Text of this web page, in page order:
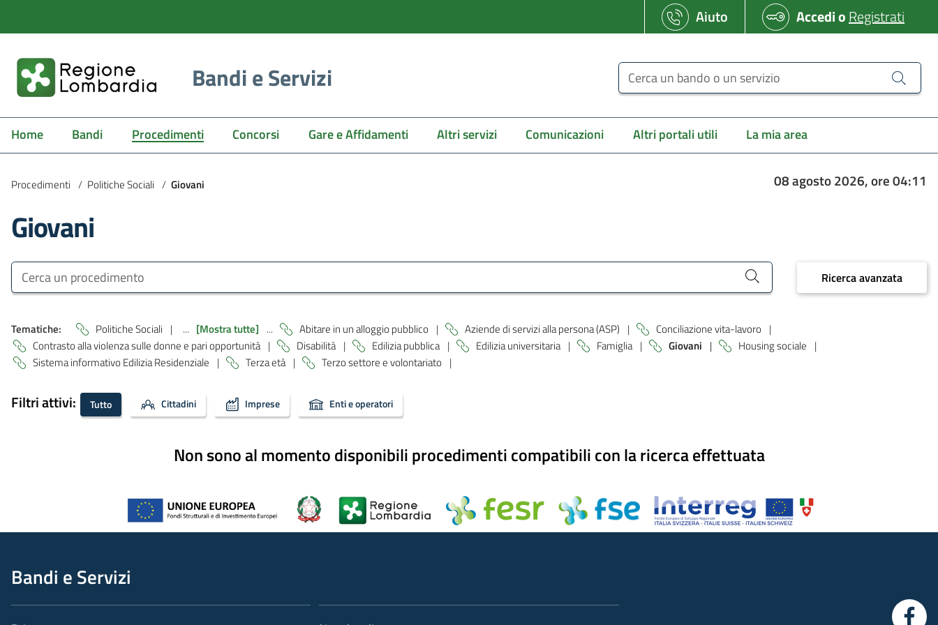
Aiuto AccedioRegistrati
Bandi e Servizi Cerca un bando o un servizio
Home Bandi Procedimenti Concorsi Gare e Affidamenti Altri servizi Comunicazioni Altri portali utili La mia area
Procedimenti / Politiche Sociali / Giovani 08 agosto 2026, ore 04:11
Giovani
Bandi e Servizi
Cerca un procedimento Ricerca avanzata
Tematiche: Politiche Sociali | ... [Mostra tutte] ... Abitare in un alloggio pubblico | Aziende di servizi alla persona (ASP) | Conciliazione vita-lavoro |
Contrasto alla violenza sulle donne e pari opportunità | Disabilità | Edilizia pubblica | Edilizia universitaria | Famiglia | Giovani | Housing sociale |
Sistema informativo Edilizia Residenziale | Terza età | Terzo settore e volontariato |
Filtri attivi: Tutto Cittadini Imprese Enti e operatori
Non sono al momento disponibili procedimenti compatibili con la ricerca effettuata
Bandi e Servizi